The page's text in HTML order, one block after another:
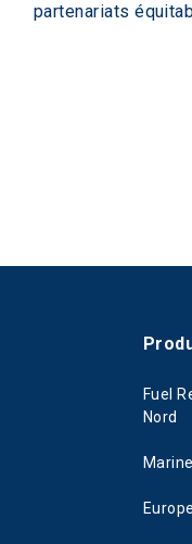
partenariats
Fuel
Nord